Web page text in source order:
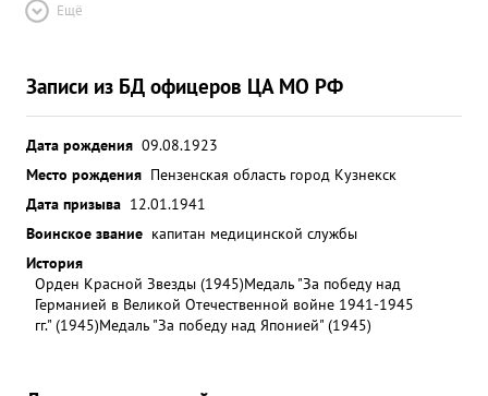
Ещё
Записи из БД офицеров ЦА МО РФ
Дата рождения 09.08.1923
Место рождения Пензенская область город Кузнекск
Дата призыва 12.01.1941
Воинское звание капитан медицинской службы
История
Орден Красной Звезды (1945)Медаль "За победу над
Германией в Великой Отечественной войне 1941-1945
гг." (1945)Медаль "За победу над Японией" (1945)